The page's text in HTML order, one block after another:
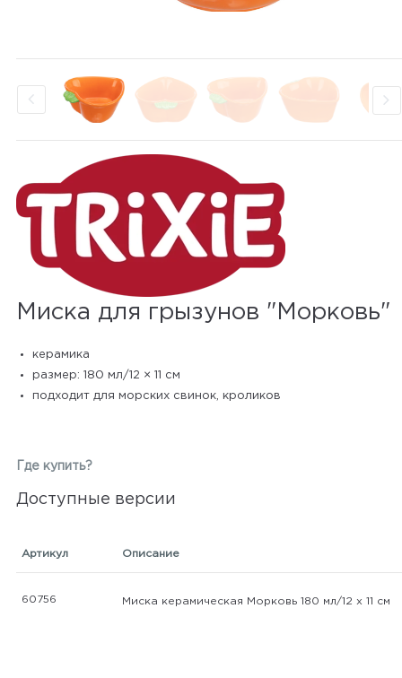
Миска для грызунов "Морковь"
керамика
размер: 180 мл/12 × 11 см
подходит для морских свинок, кроликов
Где купить?
Доступные версии
Артикул Описание
60756 Миска керамическая Морковь 180 мл/12 х 11 см